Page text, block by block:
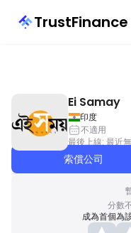
TrustFinance
Ei Samay
印度
不適用
最後上線: 最近
索償公司
分數
成為首個為